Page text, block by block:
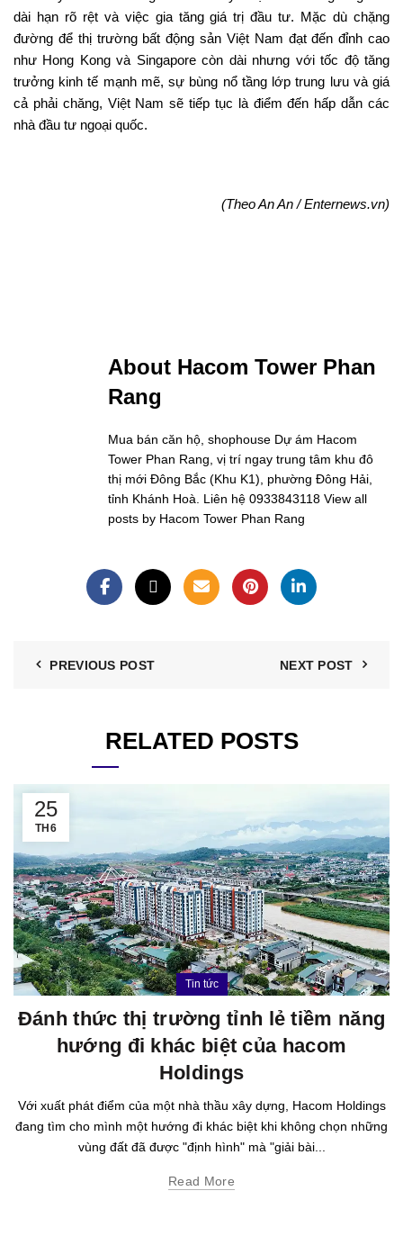
dài hạn rõ rệt và việc gia tăng giá trị đầu tư. Mặc dù chặng
đường để thị trường bất động sản Việt Nam đạt đến đỉnh cao
như Hong Kong và Singapore còn dài nhưng với tốc độ tăng
trưởng kinh tế mạnh mẽ, sự bùng nổ tầng lớp trung lưu và giá
cả phải chăng, Việt Nam sẽ tiếp tục là điểm đến hấp dẫn các
nhà đầu tư ngoại quốc.
(Theo An An / Enternews.vn)
About Hacom Tower Phan
Rang
Mua bán căn hộ, shophouse Dự ám Hacom
Tower Phan Rang, vị trí ngay trung tâm khu đô
thị mới Đông Bắc (Khu K1), phường Đông Hải,
tỉnh Khánh Hoà. Liên hệ 0933843118 View all
posts by Hacom Tower Phan Rang
PREVIOUS POST NEXT POST
RELATED POSTS
25
TH6
Tin tức
Đánh thức thị trường tỉnh lẻ tiềm năng
hướng đi khác biệt của hacom
Holdings
Với xuất phát điểm của một nhà thầu xây dựng, Hacom Holdings
đang tìm cho mình một hướng đi khác biệt khi không chọn những
vùng đất đã được "định hình" mà "giải bài...
Read More